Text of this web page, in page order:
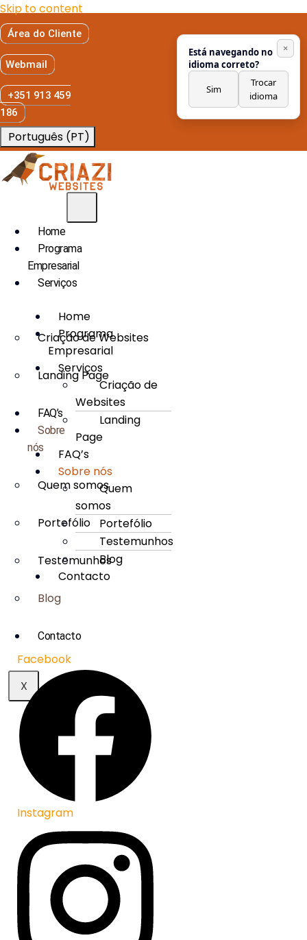
Skip to content
Área do Cliente
Webmail
+351 913 459
186
Português (PT)
Home
Programa
Empresarial
Serviços
Criação de Websites
Landing Page
FAQ’s
Sobre
nós
Quem somos
Portefólio
Testemunhos
Blog
Contacto
X
Home
Programa
Empresarial
Serviços
Criação de
Websites
Landing
Page
FAQ’s
Sobre nós
Quem
somos
Portefólio
Testemunhos
Blog
Contacto
Facebook
Instagram
Está navegando no
idioma correto?
Sim
Trocar
idioma
×